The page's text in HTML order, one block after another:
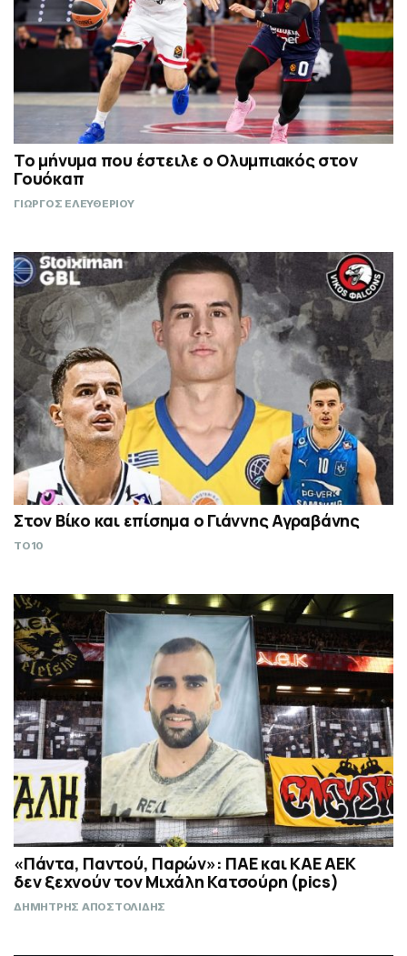
Το μήνυμα που έστειλε ο Ολυμπιακός στον
Γουόκαπ
ΓΙΩΡΓΟΣ ΕΛΕΥΘΕΡΙΟΥ
Στον Βίκο και επίσημα ο Γιάννης Αγραβάνης
TO10
«Πάντα, Παντού, Παρών»: ΠΑΕ και ΚΑΕ ΑΕΚ
δεν ξεχνούν τον Μιχάλη Κατσούρη (pics)
ΔΗΜΗΤΡΗΣ ΑΠΟΣΤΟΛΙΔΗΣ